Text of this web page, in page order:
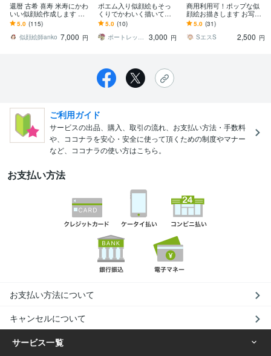
還暦 古希 喜寿 米寿にかわ
いい似顔絵作成します 記
念日や誕生日プレゼント
にも！お祝いに選ばれて
いる似顔絵
5.0 (115)
似顔絵師anko 7,000 円
ポエム入り似顔絵もそっ
くりでかわいく描いてま
す ☆プロ作画一点物☆手
描き水彩画の温かみ☆即
日対応¥2000~
5.0 (10)
ポートレックス『にがおえやさん』
3,000 円
商用利用可！ポップな似
顔絵お描きします お写真
からデフォルメキャラク
ター化
5.0 (31)
SエスS
2,500 円
ご利用ガイド
サービスの出品、購入、取引の流れ、お支払い方法・手数料
や、ココナラを安心・安全に使って頂くための制度やマナー
など、ココナラの使い方はこちら。
お支払い方法
お支払い方法について
キャンセルについて